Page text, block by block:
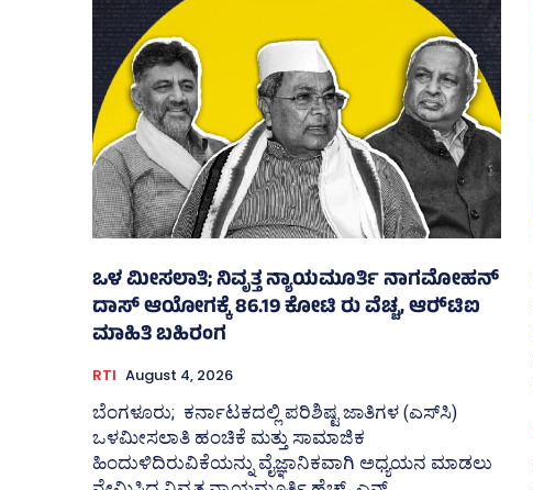
ಒಳ ಮೀಸಲಾತಿ; ನಿವೃತ್ತ ನ್ಯಾಯಮೂರ್ತಿ ನಾಗಮೋಹನ್
ದಾಸ್ ಆಯೋಗಕ್ಕೆ 86.19 ಕೋಟಿ ರು ವೆಚ್ಚ, ಆರ್‍‌ಟಿಐ
ಮಾಹಿತಿ ಬಹಿರಂಗ
RTI August 4, 2026
ಬೆಂಗಳೂರು; ಕರ್ನಾಟಕದಲ್ಲಿ ಪರಿಶಿಷ್ಟ ಜಾತಿಗಳ (ಎಸ್‌ಸಿ)
ಒಳಮೀಸಲಾತಿ ಹಂಚಿಕೆ ಮತ್ತು ಸಾಮಾಜಿಕ
ಹಿಂದುಳಿದಿರುವಿಕೆಯನ್ನು ವೈಜ್ಞಾನಿಕವಾಗಿ ಅಧ್ಯಯನ ಮಾಡಲು